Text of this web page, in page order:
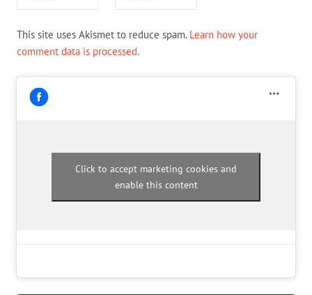
This site uses Akismet to reduce spam. Learn how your
comment data is processed.
Click to accept marketing cookies and
enable this content